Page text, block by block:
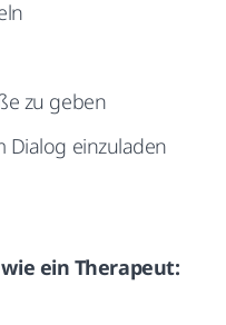
zu geben
Dialog einzuladen
ein Therapeut: